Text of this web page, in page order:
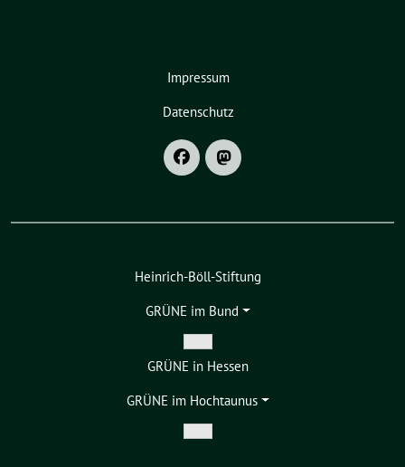
Impressum
Datenschutz
Heinrich-Böll-Stiftung
GRÜNE im Bund
Zeige
Untermenü
GRÜNE in Hessen
GRÜNE im Hochtaunus
Zeige